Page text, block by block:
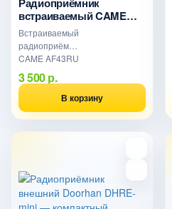
встраиваемый CAME
AF43RU — 433.92 МГц,
пульты TOP EE/ TWIN
Встраиваемый
радиоприёмник
CAME AF43RU
433.92 МГц.
Работает с
пультами TOP-
432EE, TOP-
434EE, TWIN
3 500 р.
В корзину